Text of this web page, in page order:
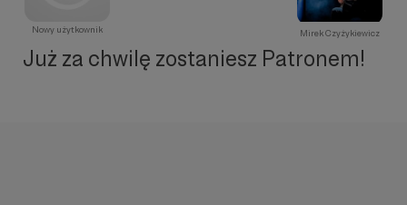
Nowy użytkownik Mirek Czyżykiewicz
Już za chwilę zostaniesz Patronem!